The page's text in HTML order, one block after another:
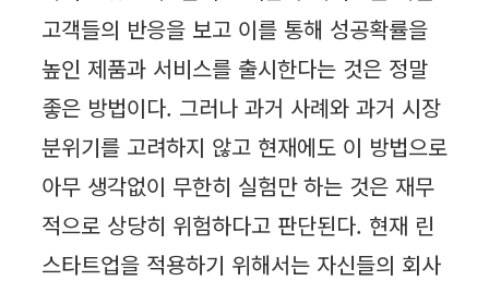
고객들의 반응을 보고 이를 통해 성공확률을
높인 제품과 서비스를 출시한다는 것은 정말
좋은 방법이다. 그러나 과거 사례와 과거 시장
분위기를 고려하지 않고 현재에도 이 방법으로
아무 생각없이 무한히 실험만 하는 것은 재무
적으로 상당히 위험하다고 판단된다. 현재 린
스타트업을 적용하기 위해서는 자신들의 회사